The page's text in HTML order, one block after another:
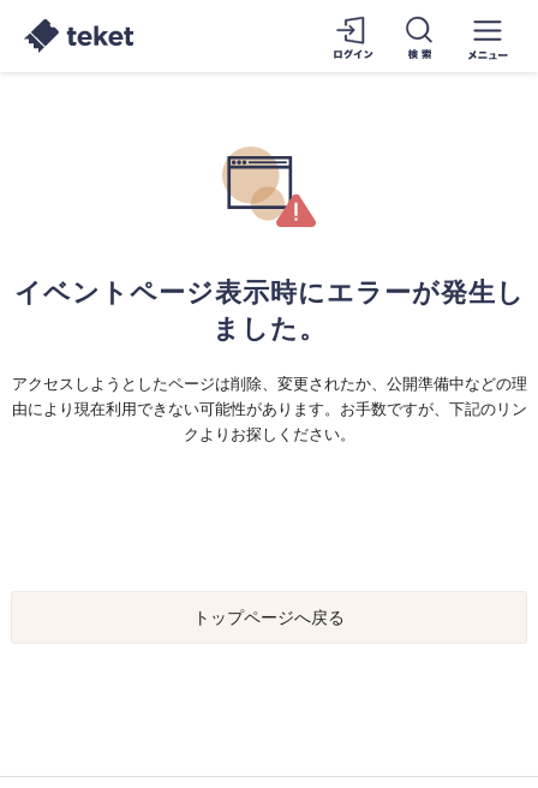
イベントページ表示時にエラーが発生し
ました。
アクセスしようとしたページは削除、変更されたか、公開準備中などの理
由により現在利用できない可能性があります。お手数ですが、下記のリン
クよりお探しください。
トップページへ戻る